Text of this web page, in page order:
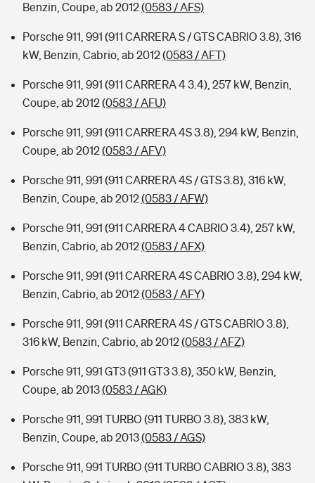
Benzin, Coupe, ab 2012(0583 / AFS)
Porsche 911, 991 (911 CARRERA S / GTS CABRIO 3.8), 316
kW, Benzin, Cabrio, ab 2012(0583 / AFT)
Porsche 911, 991 (911 CARRERA 4 3.4), 257 kW, Benzin,
Coupe, ab 2012(0583 / AFU)
Porsche 911, 991 (911 CARRERA 4S 3.8), 294 kW, Benzin,
Coupe, ab 2012(0583 / AFV)
Porsche 911, 991 (911 CARRERA 4S / GTS 3.8), 316 kW,
Benzin, Coupe, ab 2012(0583 / AFW)
Porsche 911, 991 (911 CARRERA 4 CABRIO 3.4), 257 kW,
Benzin, Cabrio, ab 2012(0583 / AFX)
Porsche 911, 991 (911 CARRERA 4S CABRIO 3.8), 294 kW,
Benzin, Cabrio, ab 2012(0583 / AFY)
Porsche 911, 991 (911 CARRERA 4S / GTS CABRIO 3.8),
316 kW, Benzin, Cabrio, ab 2012(0583 / AFZ)
Porsche 911, 991 GT3 (911 GT3 3.8), 350 kW, Benzin,
Coupe, ab 2013(0583 / AGK)
Porsche 911, 991 TURBO (911 TURBO 3.8), 383 kW,
Benzin, Coupe, ab 2013(0583 / AGS)
Porsche 911, 991 TURBO (911 TURBO CABRIO 3.8), 383